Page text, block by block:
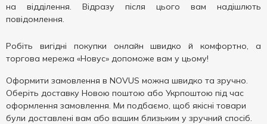
на відділення. Відразу після цього вам надішлють
повідомлення.
Робіть вигідні покупки онлайн швидко й комфортно, а
торгова мережа «Новус» допоможе вам у цьому!
Оформити замовлення в NOVUS можна швидко та зручно.
Оберіть доставку Новою поштою або Укрпоштою під час
оформлення замовлення. Ми подбаємо, щоб якісні товари
були доставлені вам або вашим близьким у зручний спосіб.